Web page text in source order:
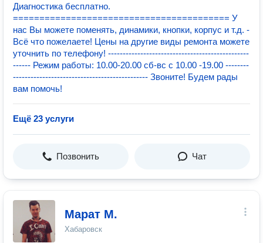
Диагностика бесплатно.
========================================= У
нас Вы можете поменять, динамики, кнопки, корпус и т.д. -
Всё что пожелаете! Цены на другие виды ремонта можете
уточнить по телефону! ------------------------------------------------
------ Режим работы: 10.00-20.00 сб-вс с 10.00 -19.00 --------
---------------------------------------------- Звоните! Будем рады
вам помочь!
Ещё 23 услуги
Позвонить Чат
Марат М.
Хабаровск